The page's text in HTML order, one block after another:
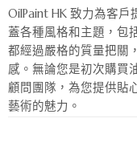
OilPaint HK 致力為客
蓋各種風格和主題，包
都經過嚴格的質量把關
感。無論您是初次購買
顧問團隊，為您提供貼
藝術的魅力。